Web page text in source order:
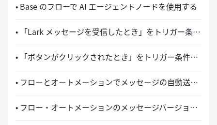
• Base のフローで AI エージェントノードを使用する
• 「Lark メッセージを受信したとき」をトリガー条件として設定する
• 「ボタンがクリックされたとき」をトリガー条件として設定する
• フローとオートメーションでメッセージの自動送信を設定する
• フロー・オートメーションのメッセージバージョンの紹介